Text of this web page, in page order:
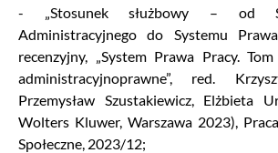
- „Stosunek służbowy – od
Administracyjnego do Systemu
recenzyjny, „System Prawa Pracy.
administracyjnoprawne”, red.
Przemysław Szustakiewicz, Elżbieta
Wolters Kluwer, Warszawa 2023),
Społeczne, 2023/12;